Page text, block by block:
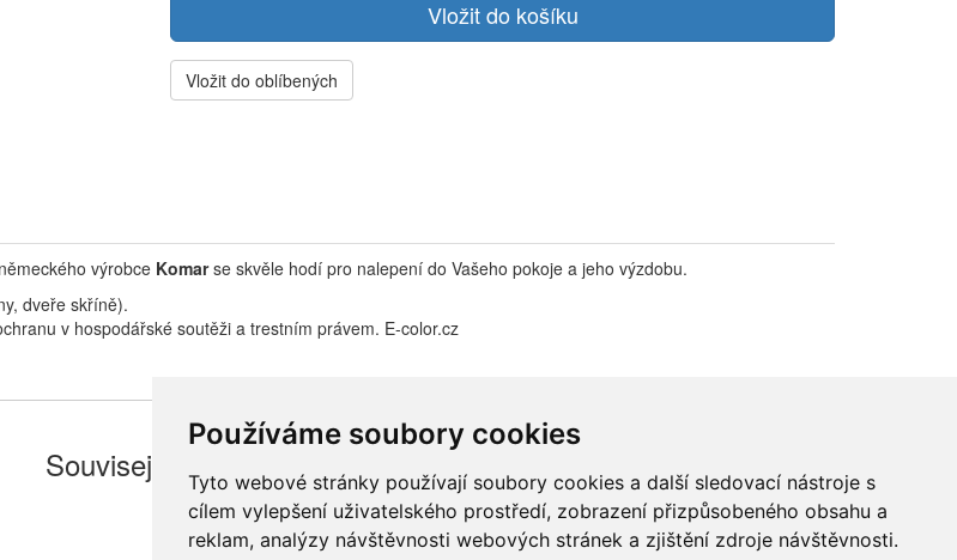
Používáme soubory cookies
Tyto webové stránky používají soubory cookies a další sledovací nástroje s
cílem vylepšení uživatelského prostředí, zobrazení přizpůsobeného obsahu a
reklam, analýzy návštěvnosti webových stránek a zjištění zdroje návštěvnosti.
Vložit do oblíbených
výrobce Komarse skvěle hodí pro nalepení do Vašeho pokoje a jeho výzdobu.
dveře skříně).
v hospodářské soutěži a trestním právem. E-color.cz
Související zboží